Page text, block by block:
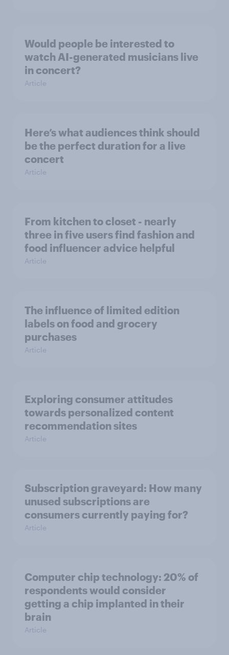
Would people be interested to
watch AI-generated musicians live
in concert?
Article
Here’s what audiences think should
be the perfect duration for a live
concert
Article
From kitchen to closet - nearly
three in five users find fashion and
food influencer advice helpful
Article
The influence of limited edition
labels on food and grocery
purchases
Article
Exploring consumer attitudes
towards personalized content
recommendation sites
Article
Subscription graveyard: How many
unused subscriptions are
consumers currently paying for?
Article
Computer chip technology: 20% of
respondents would consider
getting a chip implanted in their
brain
Article